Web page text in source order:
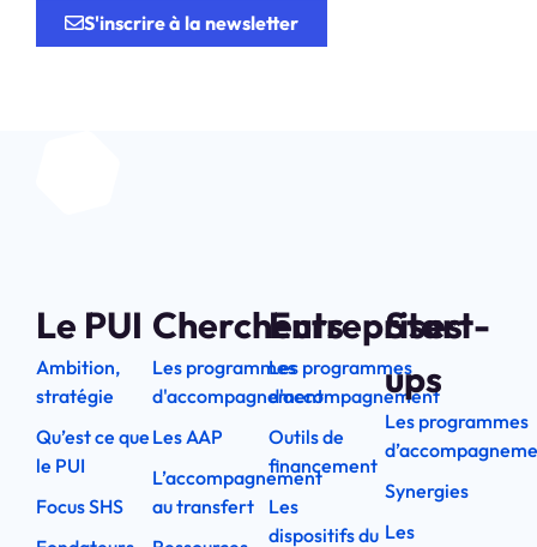
S'inscrire à la newsletter
Le PUI
Ambition,
stratégie
Qu’est ce que
le PUI
Focus SHS
Chercheurs
Les programmes
d'accompagnement
Les AAP
L’accompagnement
au transfert
Entreprises
Les programmes
d'accompagnement
Outils de
financement
Les
dispositifs du
Start-
ups
Les programmes
Synergies
Les